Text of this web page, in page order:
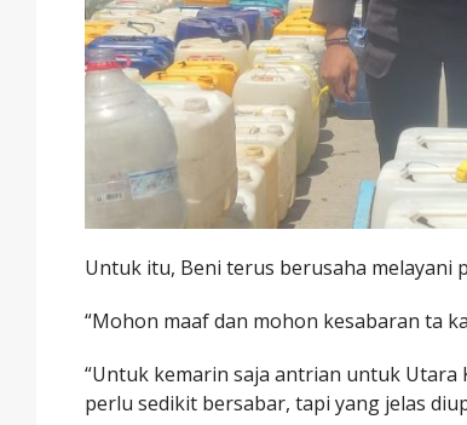
Untuk itu, Beni terus berusaha
“Mohon maaf dan mohon kesabaran ta
“Untuk kemarin saja antrian untuk Utara
perlu sedikit bersabar, tapi yang jelas